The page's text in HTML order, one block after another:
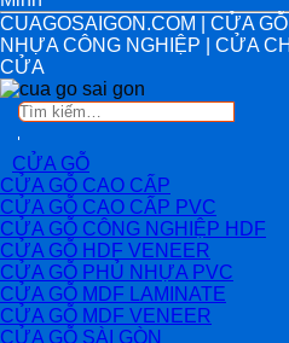
CUAGOSAIGON.COM | CỬA
NHỰA CÔNG NGHIỆP | CỬA
CỬA
Tìm
CỬA GỖ
CỬA GỖ CAO CẤP
CỬA GỖ CAO CẤP PVC
CỬA GỖ CÔNG NGHIỆP HDF
CỬA GỖ HDF VENEER
CỬA GỖ PHỦ NHỰA PVC
CỬA GỖ MDF LAMINATE
CỬA GỖ MDF VENEER
CỬA GỖ SÀI GÒN